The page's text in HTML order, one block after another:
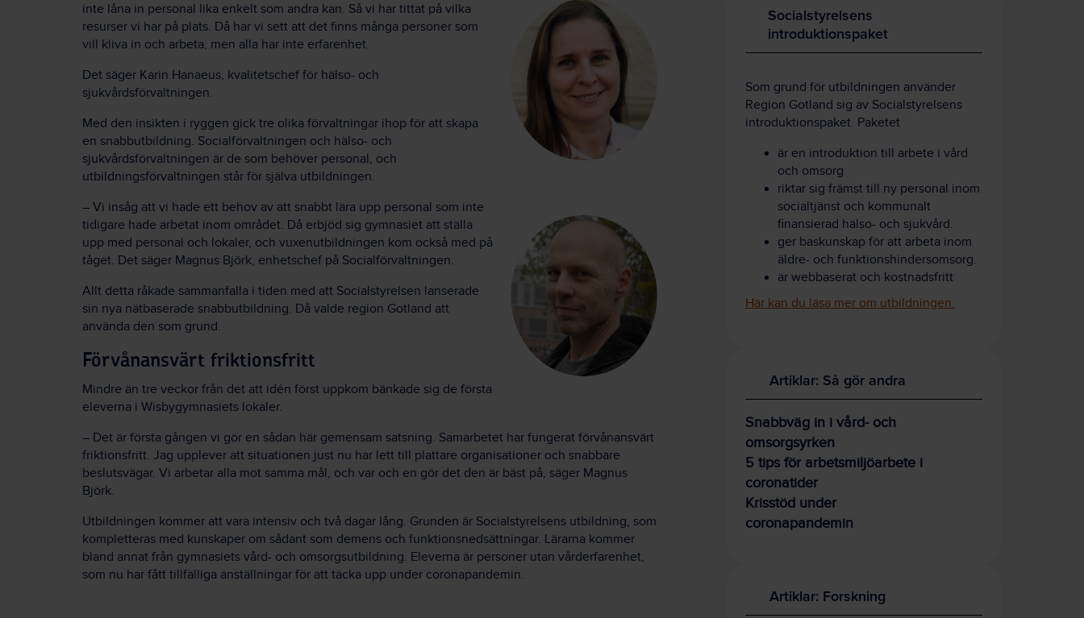
inte låna in personal lika enkelt som andra kan. Så vi har tittat på vilka
resurser vi har på plats. Då har vi sett att det finns många personer som
vill kliva in och arbeta, men alla har inte erfarenhet.
Det säger Karin Hanaeus, kvalitetschef för hälso- och
sjukvårdsförvaltningen.
Med den insikten i ryggen gick tre olika förvaltningar ihop för att skapa
en snabbutbildning. Socialförvaltningen och hälso- och
sjukvårdsförvaltningen är de som behöver personal, och
utbildningsförvaltningen står för själva utbildningen.
– Vi insåg att vi hade ett behov av att snabbt lära upp personal som inte
tidigare hade arbetat inom området. Då erbjöd sig gymnasiet att ställa
upp med personal och lokaler, och vuxenutbildningen kom också med på
tåget. Det säger Magnus Björk, enhetschef på Socialförvaltningen.
Allt detta råkade sammanfalla i tiden med att Socialstyrelsen lanserade
sin nya nätbaserade snabbutbildning. Då valde region Gotland att
använda den som grund.
Förvånansvärt friktionsfritt
Mindre än tre veckor från det att idén först uppkom bänkade sig de första
eleverna i Wisbygymnasiets lokaler.
– Det är första gången vi gör en sådan här gemensam satsning. Samarbetet har fungerat förvånansvärt
friktionsfritt. Jag upplever att situationen just nu har lett till plattare organisationer och snabbare
beslutsvägar. Vi arbetar alla mot samma mål, och var och en gör det den är bäst på, säger Magnus
Björk.
Utbildningen kommer att vara intensiv och två dagar lång. Grunden är Socialstyrelsens utbildning, som
kompletteras med kunskaper om sådant som demens och funktionsnedsättningar. Lärarna kommer
bland annat från gymnasiets vård- och omsorgsutbildning. Eleverna är personer utan vårderfarenhet,
som nu har fått tillfälliga anställningar för att täcka upp under coronapandemin.
Socialstyrelsens
introduktionspaket
Som grund för utbildningen använder
Region Gotland sig av Socialstyrelsens
introduktionspaket. Paketet
är en introduktion till arbete i vård
och omsorg
riktar sig främst till ny personal inom
socialtjänst och kommunalt
finansierad hälso- och sjukvård.
ger baskunskap för att arbeta inom
äldre- och funktionshindersomsorg.
är webbaserat och kostnadsfritt
Här kan du läsa mer om utbildningen.
Artiklar: Så gör andra
Snabbväg in i vård- och
omsorgsyrken
5 tips för arbetsmiljöarbete i
coronatider
Krisstöd under
coronapandemin
Artiklar: Forskning